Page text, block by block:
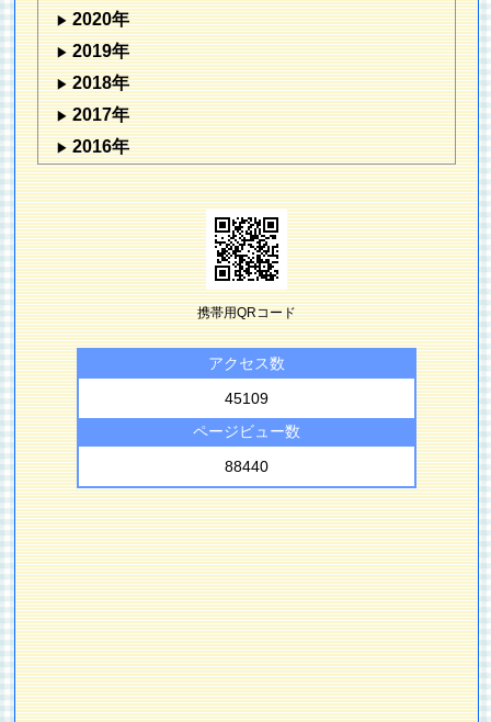
2020年
2019年
2018年
2017年
2016年
携帯用QRコード
アクセス数
45109
ページビュー数
88440